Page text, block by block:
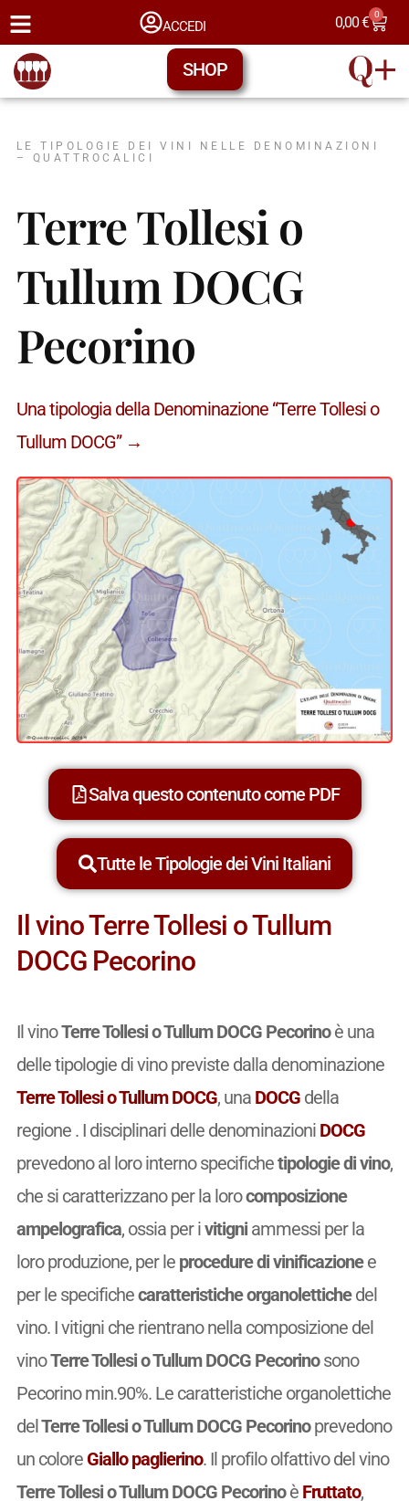
ACCEDI 0,00€ 0
SHOP
LE TIPOLOGIE DEI VINI NELLE DENOMINAZIONI
– QUATTROCALICI
Terre Tollesi o
Tullum DOCG
Pecorino
Una tipologia della Denominazione “Terre Tollesi o
Tullum DOCG” →
Salva questo contenuto come PDF
Tutte le Tipologie dei Vini Italiani
Il vino Terre Tollesi o Tullum
DOCG Pecorino
Il vinoTerre Tollesi o Tullum DOCG Pecorinoè una
delle tipologie di vino previste dalla denominazione
Terre Tollesi o Tullum DOCG, una DOCGdella
regione . I disciplinari delle denominazioni DOCG
prevedono al loro interno specifichetipologie di vino,
che si caratterizzano per la lorocomposizione
ampelografica, ossia per ivitigniammessi per la
loro produzione, per le procedure di vinificazionee
per le specifichecaratteristiche organolettichedel
vino. I vitigni che rientrano nella composizione del
vinoTerre Tollesi o Tullum DOCG Pecorinosono
Pecorino min.90%. Le caratteristiche organolettiche
delTerre Tollesi o Tullum DOCG Pecorinoprevedono
un colore Giallo paglierino. Il profilo olfattivo del vino
Terre Tollesi o Tullum DOCG Pecorinoè Fruttato,